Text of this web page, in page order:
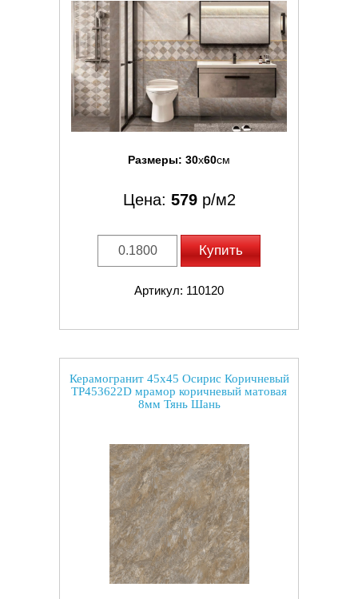
Размеры: 30x60см
Цена: 579р/м2
Купить
Артикул: 110120
Керамогранит 45x45 Осирис Коричневый
TP453622D мрамор коричневый матовая
8мм Тянь Шань